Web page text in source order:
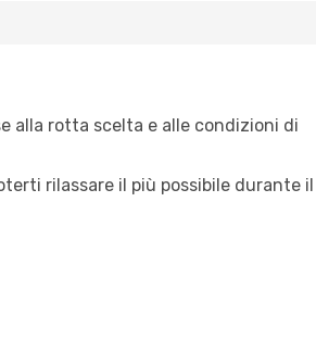
alla rotta scelta e alle condizioni di
rilassare il più possibile durante il